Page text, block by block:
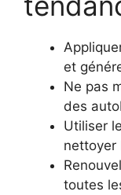
et
Ne pas
des
Utiliser
nettoyer
toutes